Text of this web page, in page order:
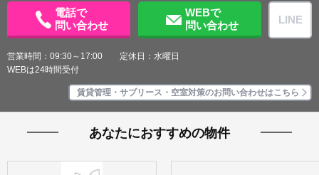
電話で
問い合わせ
WEBで
問い合わせ
LINE
営業時間：09:30～17:00 定休日：水曜日
WEBは24時間受付
賃貸管理・サブリース・空室対策のお問い合わせはこちら
あなたにおすすめの物件